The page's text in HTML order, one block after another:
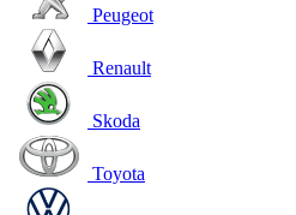
Peugeot
Renault
Skoda
Toyota